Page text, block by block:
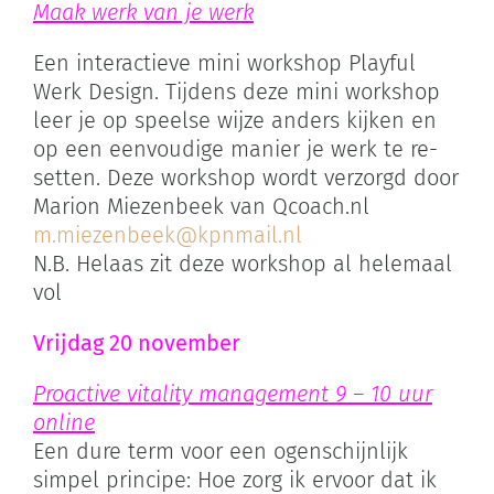
Maak werk van je werk
Een interactieve mini workshop Playful
Werk Design. Tijdens deze mini workshop
leer je op speelse wijze anders kijken en
op een eenvoudige manier je werk te re-
setten. Deze workshop wordt verzorgd door
Marion Miezenbeek van Qcoach.nl
m.miezenbeek@kpnmail.nl
N.B. Helaas zit deze workshop al helemaal
vol
Vrijdag 20 november
Proactive vitality management 9 – 10 uur
online
Een dure term voor een ogenschijnlijk
simpel principe: Hoe zorg ik ervoor dat ik